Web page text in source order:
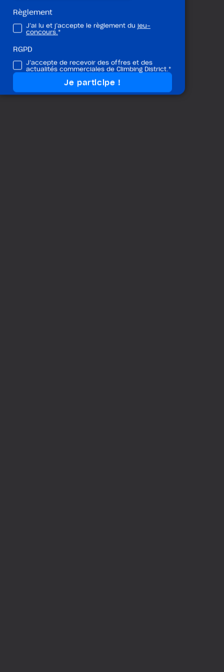
Vous aimerez aussi ...
Voir tout
Règlement
J’ai lu et j’accepte le règlement du jeu-
concours.*
RGPD
J’accepte de recevoir des offres et des
actualités commerciales de Climbing District.*